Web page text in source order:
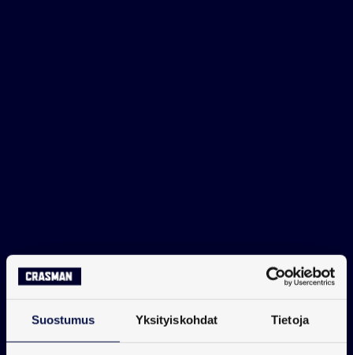
Suostumus Yksityiskohdat Tietoja